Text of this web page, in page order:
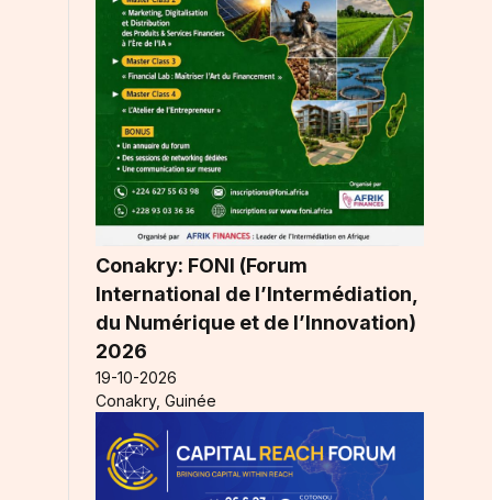
Conakry: FONI (Forum
International de l’Intermédiation,
du Numérique et de l’Innovation)
2026
19-10-2026
Conakry, Guinée